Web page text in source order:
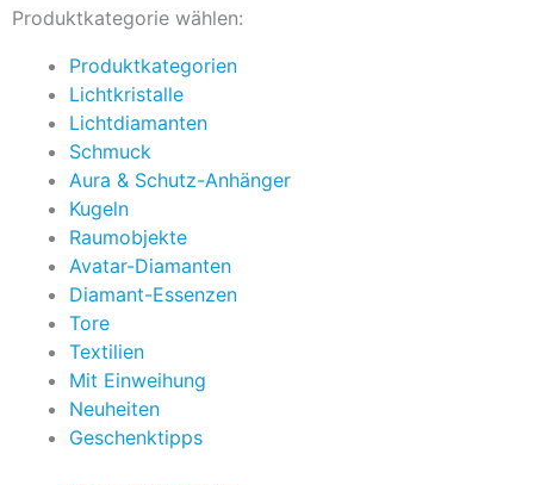
Produktkategorie wählen:
Produktkategorien
Lichtkristalle
Lichtdiamanten
Schmuck
Aura & Schutz-Anhänger
Kugeln
Raumobjekte
Avatar-Diamanten
Diamant-Essenzen
Tore
Textilien
Mit Einweihung
Neuheiten
Geschenktipps